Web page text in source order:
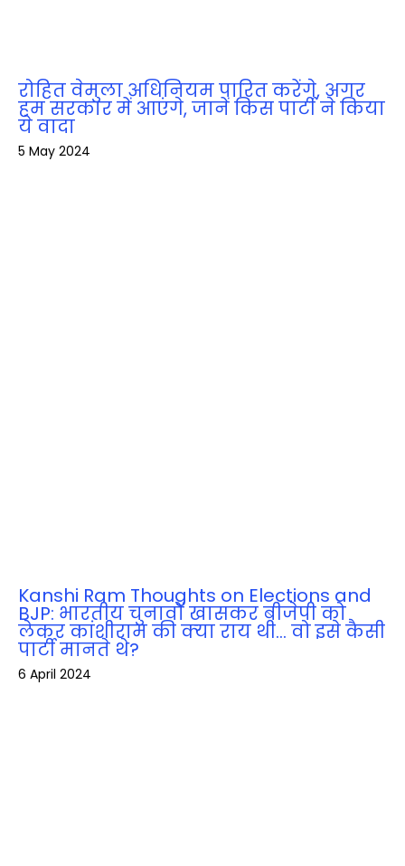
रोहित वेमुला अधिनियम पारित करेंगे, अगर
हम सरकार में आएंगे, जानें किस पार्टी ने किया
ये वादा
5 May 2024
Kanshi Ram Thoughts on Elections and
BJP: भारतीय चुनावों खासकर बीजेपी को
लेकर कांशीराम की क्‍या राय थी… वो इसे कैसी
पार्टी मानते थे?
6 April 2024